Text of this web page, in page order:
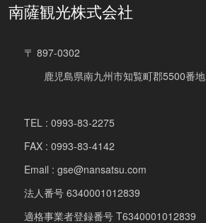
南薩観光株式会社
〒 897-0302
鹿児島県南九州市知覧町郡5500番地
TEL : 0993-83-2275
FAX : 0993-83-4142
Email : gse@nansatsu.com
法人番号 6340001012839
適格事業者登録番号 T6340001012839